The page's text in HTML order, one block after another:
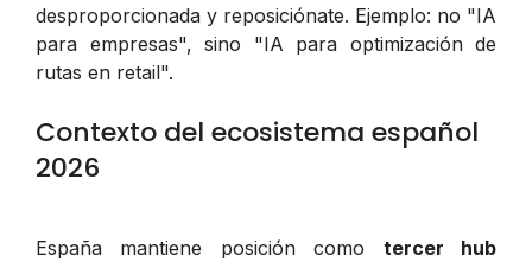
desproporcionada y reposiciónate. Ejemplo: no "IA
para empresas", sino "IA para optimización de
rutas en retail".
Contexto del ecosistema español
2026
España mantiene posición como tercer hub